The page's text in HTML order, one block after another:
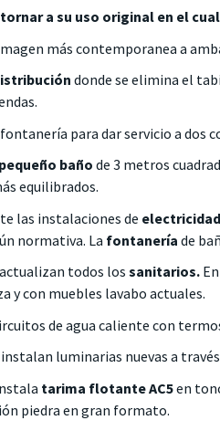
a su uso original en el
más contemporanea a
donde se elimina el
para dar servicio a dos
bañode 3 metros
equilibrados.
las instalaciones de
normativa. La fontanería de
todos los sanitarios.
y con muebles lavabo actuales.
de agua caliente con
luminarias nuevas a
tarima flotanteAC5en
piedra en gran formato.